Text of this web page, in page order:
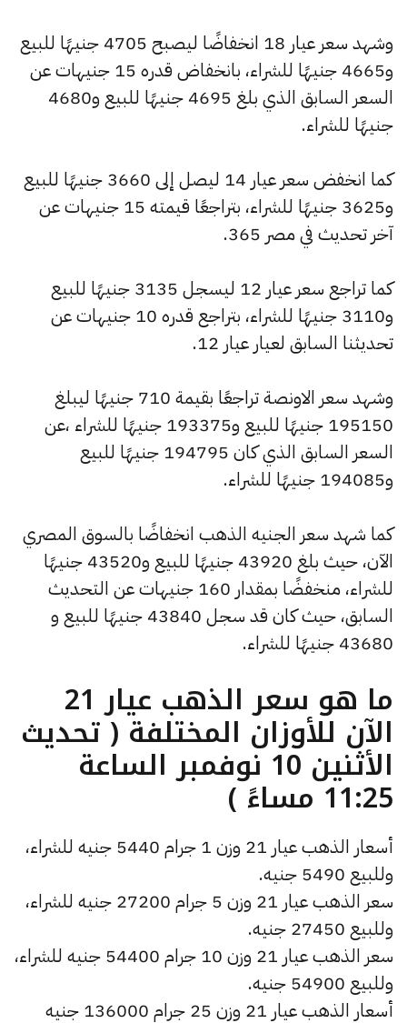
وشهد سعر عيار 18 انخفاضًا ليصبح 4705 جنيهًا للبيع
و4665 جنيهًا للشراء، بانخفاض قدره 15 جنيهات عن
السعر السابق الذي بلغ 4695 جنيهًا للبيع و4680
جنيهًا للشراء.
كما انخفض سعر عيار 14 ليصل إلى 3660 جنيهًا للبيع
و3625 جنيهًا للشراء، بتراجعًا قيمته 15 جنيهات عن
آخر تحديث في مصر 365.
كما تراجع سعر عيار 12 ليسجل 3135 جنيهًا للبيع
و3110 جنيهًا للشراء، بتراجع قدره 10 جنيهات عن
تحديثنا السابق لعيار عيار 12.
وشهد سعر الاونصة تراجعًا بقيمة 710 جنيهًا ليبلغ
195150 جنيهًا للبيع و193375 جنيهًا للشراء ،عن
السعر السابق الذي كان 194795 جنيهًا للبيع
و194085 جنيهًا للشراء.
كما شهد سعر الجنيه الذهب انخفاضًا بالسوق المصري
الآن، حيث بلغ 43920 جنيهًا للبيع و43520 جنيهًا
للشراء، منخفضًا بمقدار 160 جنيهات عن التحديث
السابق، حيث كان قد سجل 43840 جنيهًا للبيع و
43680 جنيهًا للشراء.
ما هو سعر الذهب عيار 21
الآن للأوزان المختلفة ( تحديث
الأثنين 10 نوفمبر الساعة
11:25 مساءً )
أسعار الذهب عيار 21 وزن 1 جرام 5440 جنيه للشراء،
وللبيع 5490 جنيه.
سعر الذهب عيار 21 وزن 5 جرام 27200 جنيه للشراء،
وللبيع 27450 جنيه.
سعر الذهب عيار 21 وزن 10 جرام 54400 جنيه للشراء،
وللبيع 54900 جنيه.
أسعار الذهب عيار 21 وزن 25 جرام 136000 جنيه